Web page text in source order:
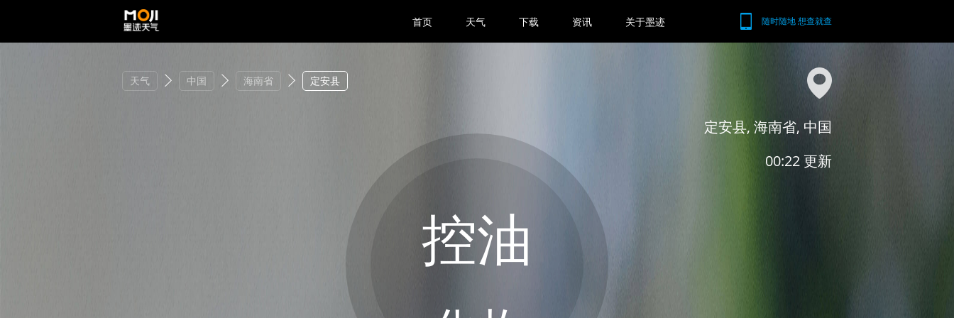
随时随地 想查就查
首页 天气 下载 资讯 关于墨迹
天气 中国 海南省 定安县
定安县, 海南省, 中国
00:22 更新
控油